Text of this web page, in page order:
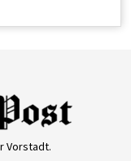
Vorstadt.